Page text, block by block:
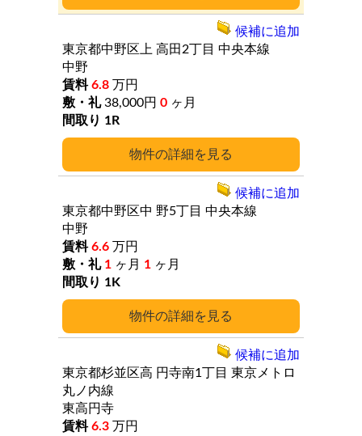
詳細
東京都中野区上 高田2丁目 中央本線
中野
6.8 万円
38,000円 0 ヶ月
1R
候補に追加
詳細
東京都中野区中 野5丁目 中央本線
中野
6.6 万円
1 ヶ月 1 ヶ月
1K
候補に追加
東京都杉並区高 円寺南1丁目 東京メトロ
丸ノ内線
東高円寺
6.3 万円
候補に追加